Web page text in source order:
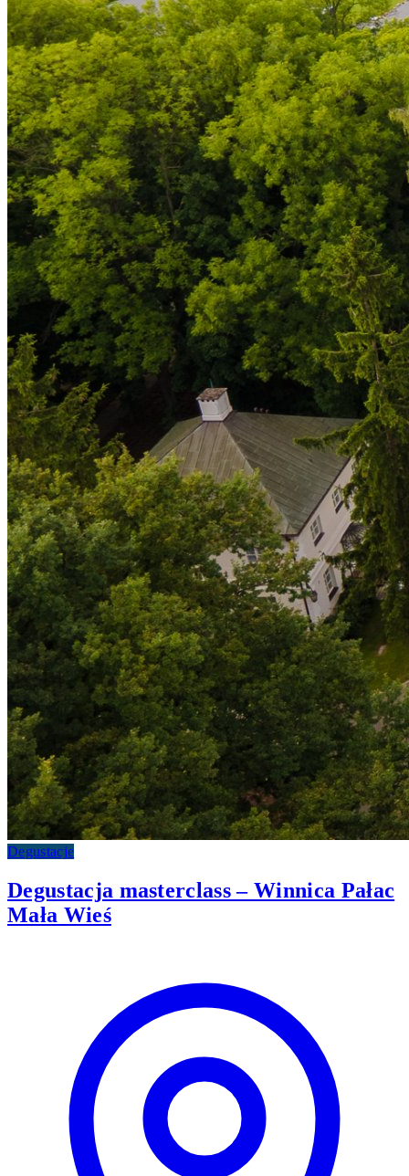
Degustacje
Degustacja masterclass – Winnica Pałac
Mała Wieś